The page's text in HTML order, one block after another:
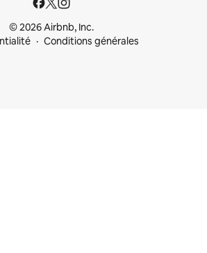
© 2026 Airbnb, Inc.
Conditions générales